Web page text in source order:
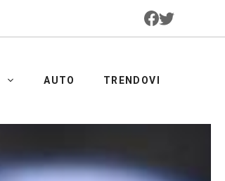
AUTO TRENDOVI